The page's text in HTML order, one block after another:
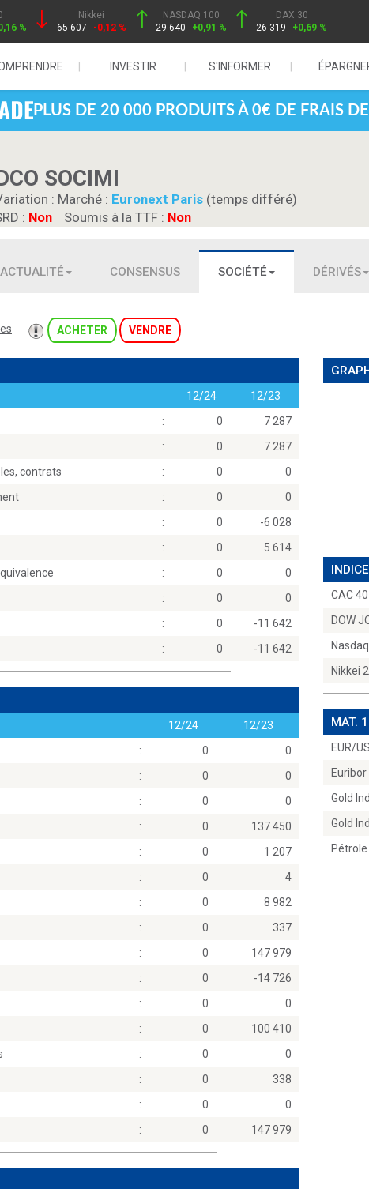
%
Nikkei
65 607
-0,12 %
NASDAQ 100
29 640
+0,91 %
DAX 30
26 319
+0,69 %
INVESTIR S'INFORMER
PLUS DE 20 000 PRODUITS À 0€ DE FRAIS
SOCIMI
: Marché : Euronext Paris (temps différé)
: Non Soumis à la TTF : Non
ACTUALITÉ CONSENSUS SOCIÉTÉ DÉRIVÉS
ACHETER VENDRE
12/24
12/23
: 0
7 287
: 0
7 287
contrats
: 0
0
: 0
0
: 0
-6 028
: 0
5 614
: 0
0
: 0
0
: 0
-11 642
: 0 -11 642
12/24
12/23
: 0
0
: 0
0
: 0
0
: 0
137 450
: 0
1 207
: 0
4
: 0
8 982
: 0
337
: 0
147 979
: 0
-14 726
: 0
0
: 0
100 410
: 0
0
: 0
338
: 0
0
: 0 147 979
CAC 40
DOW
Nikkei
MAT.
EUR/
Euribor
Gold
Gold